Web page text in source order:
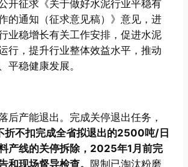
开征求《关于做好水泥行业平稳有
的通知（征求意见稿）》意见，进
业稳增长有关工作安排，促进水泥
行，提升行业整体效益水平，推动
平稳健康发展。
后产能退出。完成关停退出任务，
折不扣完成全省拟退出的2500吨/日
产线的关停拆除，2025年1月前完
和现场督导检查。 限制已淘汰粉磨